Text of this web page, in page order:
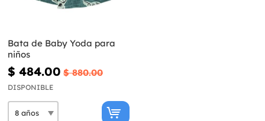
Bata de Baby Yoda para
niños
$ 484.00 $ 880.00
DISPONIBLE